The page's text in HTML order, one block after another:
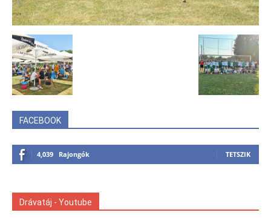
FACEBOOK
4,039 Rajongók TETSZIK
Drávatáj - Youtube